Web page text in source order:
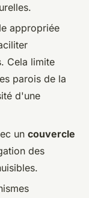
appropriée
Cela limite
parois de la
d'une
un couvercle
des